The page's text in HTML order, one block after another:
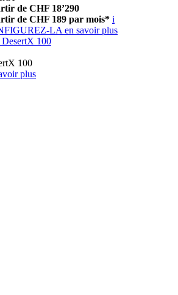
de CHF 18’290
de CHF 189 par mois* i
LA en savoir plus
DesertX 100
100
plus